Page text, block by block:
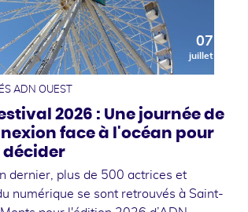
07
juillet
ADN OUEST
2026 : Une journée de
face à l'océan pour
décider
dernier, plus de 500 actrices et
numérique se sont retrouvés à Saint-